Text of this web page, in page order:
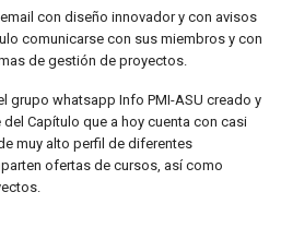
con diseño innovador y con avisos
comunicarse con sus miembros y con
de gestión de proyectos.
grupo whatsapp Info PMI-ASU creado y
Capítulo que a hoy cuenta con casi
muy alto perfil de diferentes
ofertas de cursos, así como